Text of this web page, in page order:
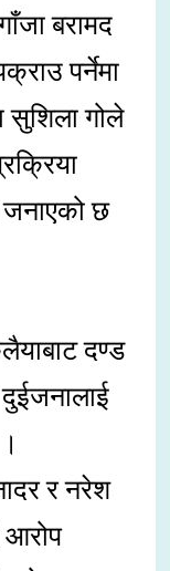
बरामद
पर्नेमा
सुशिला गोले
जनाएको छ
दण्ड
र नरेश
आरोप